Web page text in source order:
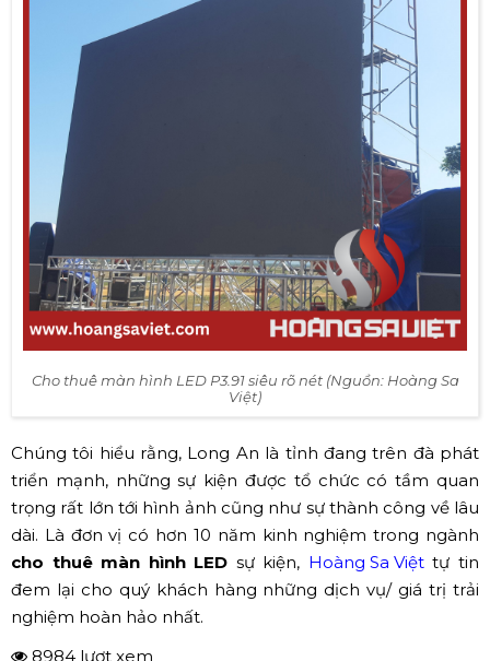
Cho thuê màn hình LED P3.91 siêu rõ nét (Nguồn: Hoàng Sa
Việt)
Chúng tôi hiểu rằng, Long An là tỉnh đang trên đà phát
triển mạnh, những sự kiện được tổ chức có tầm quan
trọng rất lớn tới hình ảnh cũng như sự thành công về lâu
dài. Là đơn vị có hơn 10 năm kinh nghiệm trong ngành
cho thuê màn hình LED sự kiện, Hoàng Sa Việttự tin
đem lại cho quý khách hàng những dịch vụ/ giá trị trải
nghiệm hoàn hảo nhất.
8984 lượt xem